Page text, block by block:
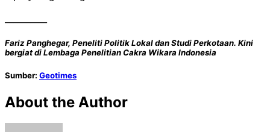
Fariz Panghegar, Peneliti Politik Lokal dan Studi Perkotaan. Kini
bergiat di Lembaga Penelitian Cakra Wikara Indonesia
Sumber: Geotimes
About the Author